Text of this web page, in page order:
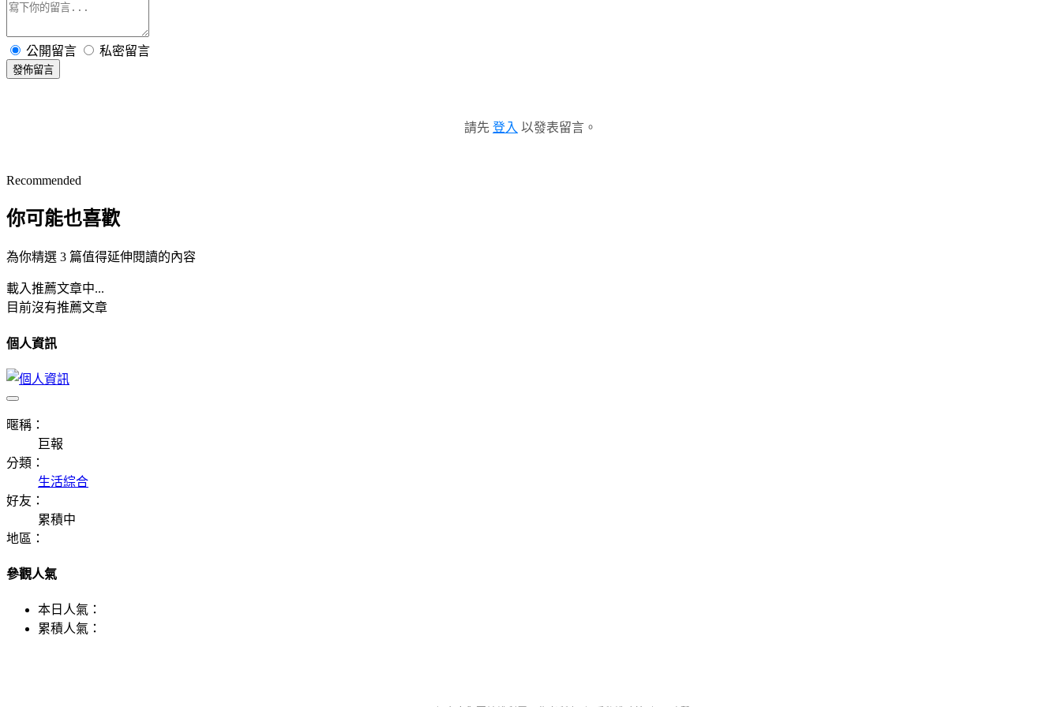
公開留言 私密留言
發佈留言
請先 登入 以發表留言。
Recommended
你可能也喜歡
為你精選 3 篇值得延伸閱讀的內容
載入推薦文章中...
目前沒有推薦文章
個人資訊
暱稱：
巨報
分類：
生活綜合
好友：
累積中
地區：
參觀人氣
本日人氣：
累積人氣：